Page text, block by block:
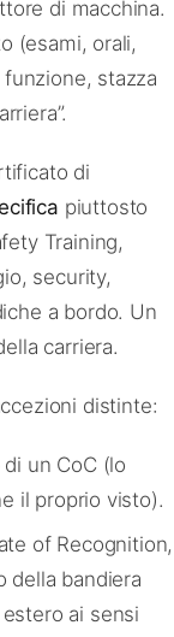
di macchina.
(esami, orali,
stazza
di
piuttosto
Training,
security,
a bordo. Un
carriera.
distinte:
di un CoC (lo
il proprio visto).
of Recognition,
bandiera
ai sensi